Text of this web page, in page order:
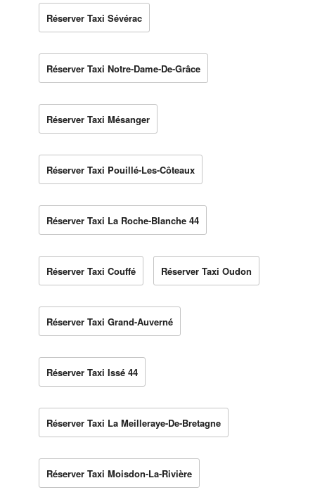
Réserver Taxi Sévérac
Réserver Taxi Notre-Dame-De-Grâce
Réserver Taxi Mésanger
Réserver Taxi Pouillé-Les-Côteaux
Réserver Taxi La Roche-Blanche 44
Réserver Taxi Couffé Réserver Taxi Oudon
Réserver Taxi Grand-Auverné
Réserver Taxi Issé 44
Réserver Taxi La Meilleraye-De-Bretagne
Réserver Taxi Moisdon-La-Rivière